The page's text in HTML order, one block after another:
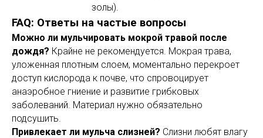
золы).
FAQ: Ответы на частые вопросы
Можно ли мульчировать мокрой травой после
дождя? Крайне не рекомендуется. Мокрая трава,
уложенная плотным слоем, моментально перекроет
доступ кислорода к почве, что спровоцирует
анаэробное гниение и развитие грибковых
заболеваний. Материал нужно обязательно
подсушить.
Привлекает ли мульча слизней? Слизни любят влагу